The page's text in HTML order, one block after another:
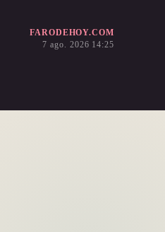
FARODEHOY.COM
7 ago. 2026 14:25